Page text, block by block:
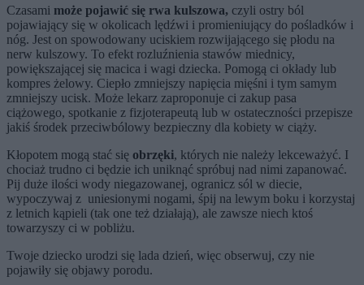
Czasami może pojawić się rwa kulszowa, czyli ostry ból
pojawiający się w okolicach lędźwi i promieniujący do pośladków i
nóg. Jest on spowodowany uciskiem rozwijającego się płodu na
nerw kulszowy. To efekt rozluźnienia stawów miednicy,
powiększającej się macica i wagi dziecka. Pomogą ci okłady lub
kompres żelowy. Ciepło zmniejszy napięcia mięśni i tym samym
zmniejszy ucisk. Może lekarz zaproponuje ci zakup pasa
ciążowego, spotkanie z fizjoterapeutą lub w ostateczności przepisze
jakiś środek przeciwbólowy bezpieczny dla kobiety w ciąży.
Kłopotem mogą stać się obrzęki, których nie należy lekceważyć. I
chociaż trudno ci będzie ich uniknąć spróbuj nad nimi zapanować.
Pij duże ilości wody niegazowanej, ogranicz sól w diecie,
wypoczywaj z uniesionymi nogami, śpij na lewym boku i korzystaj
z letnich kąpieli (tak one też działają), ale zawsze niech ktoś
towarzyszy ci w pobliżu.
Twoje dziecko urodzi się lada dzień, więc obserwuj, czy nie
pojawiły się objawy porodu.